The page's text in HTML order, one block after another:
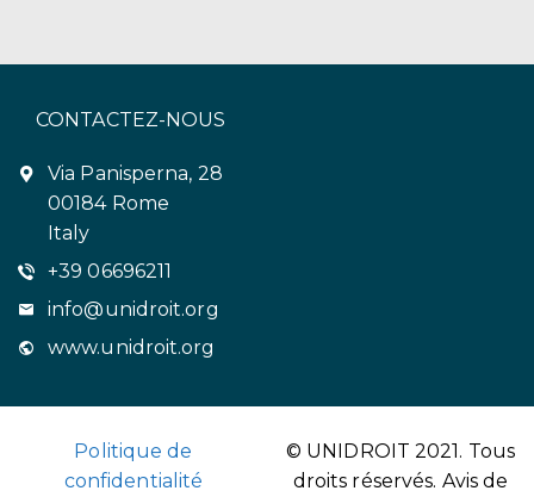
CONTACTEZ-NOUS
Via Panisperna, 28
00184 Rome
Italy
+39 06696211
info@unidroit.org
www.unidroit.org
Politique de
confidentialité
© UNIDROIT 2021. Tous
droits réservés. Avis de